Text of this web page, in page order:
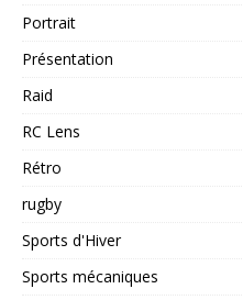
Portrait
Présentation
Raid
RC Lens
Rétro
rugby
Sports d'Hiver
Sports mécaniques